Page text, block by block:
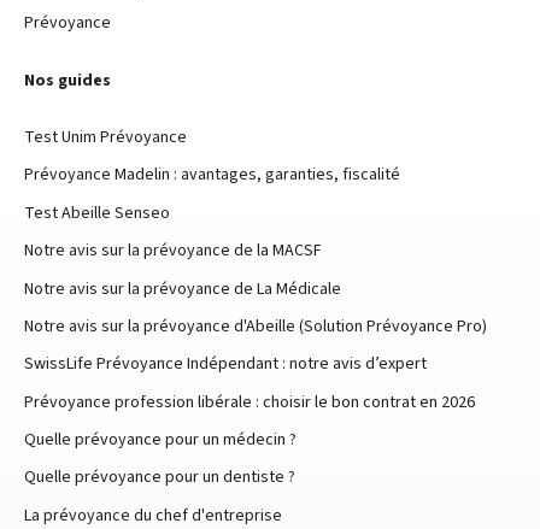
Prévoyance
Nos guides
Test Unim Prévoyance
Prévoyance Madelin : avantages, garanties, fiscalité
Test Abeille Senseo
Notre avis sur la prévoyance de la MACSF
Notre avis sur la prévoyance de La Médicale
Notre avis sur la prévoyance d'Abeille (Solution Prévoyance Pro)
SwissLife Prévoyance Indépendant : notre avis d’expert
Prévoyance profession libérale : choisir le bon contrat en 2026
Quelle prévoyance pour un médecin ?
Quelle prévoyance pour un dentiste ?
La prévoyance du chef d'entreprise